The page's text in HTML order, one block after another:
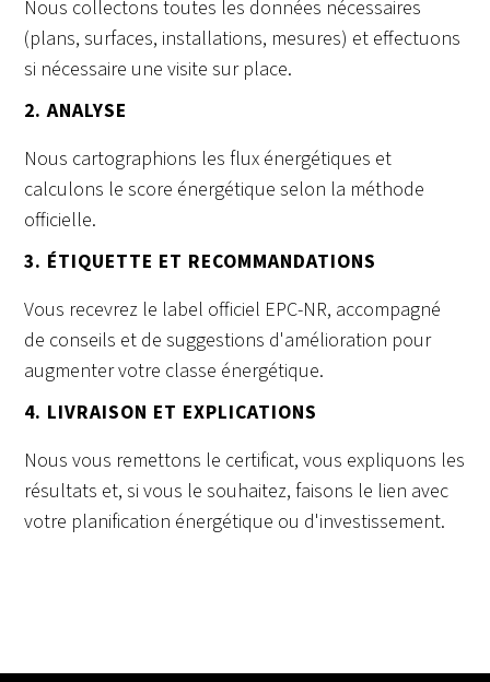
Nous collectons toutes les données nécessaires
(plans, surfaces, installations, mesures) et effectuons
si nécessaire une visite sur place.
2. ANALYSE
Nous cartographions les flux énergétiques et
calculons le score énergétique selon la méthode
officielle.
3. ÉTIQUETTE ET RECOMMANDATIONS
Vous recevrez le label officiel EPC-NR, accompagné
de conseils et de suggestions d'amélioration pour
augmenter votre classe énergétique.
4. LIVRAISON ET EXPLICATIONS
Nous vous remettons le certificat, vous expliquons les
résultats et, si vous le souhaitez, faisons le lien avec
votre planification énergétique ou d'investissement.